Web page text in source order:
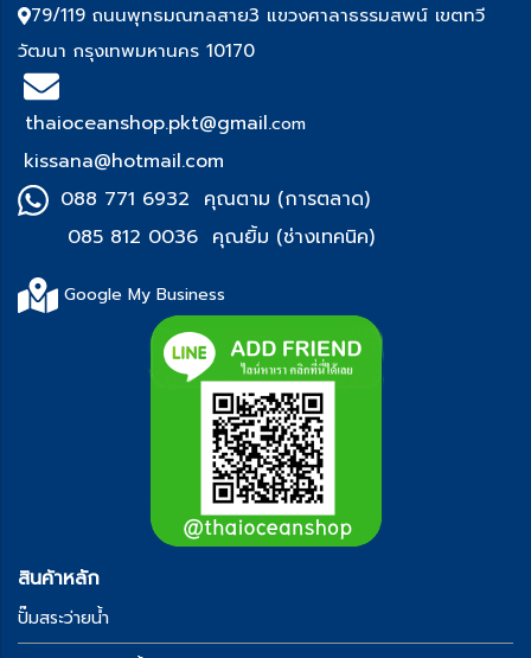
79/119 ถนนพุทธมณฑลสาย3 แขวงศาลาธรรมสพน์ เขตทวี
วัฒนา กรุงเทพมหานคร 10170
thaioceanshop.pkt@gmail.com
kissana@hotmail.com
088 771 6932 คุณตาม (การตลาด)
085 812 0036 คุณยิ้ม (ช่างเทคนิค)
Google My Business
สินค้าหลัก
ปั๊มสระว่ายน้ำ